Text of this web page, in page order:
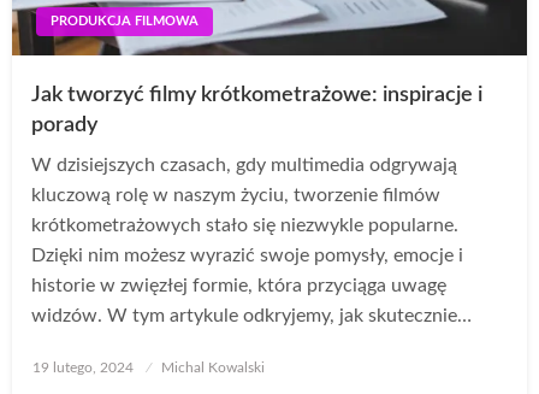
PRODUKCJA FILMOWA
Jak tworzyć filmy krótkometrażowe: inspiracje i
porady
W dzisiejszych czasach, gdy multimedia odgrywają
kluczową rolę w naszym życiu, tworzenie filmów
krótkometrażowych stało się niezwykle popularne.
Dzięki nim możesz wyrazić swoje pomysły, emocje i
historie w zwięzłej formie, która przyciąga uwagę
widzów. W tym artykule odkryjemy, jak skutecznie…
Opublikowane
19 lutego, 2024 Michal Kowalski